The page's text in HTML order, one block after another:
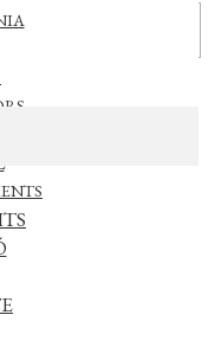
anteriors >>